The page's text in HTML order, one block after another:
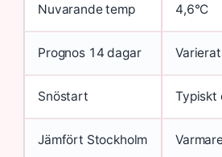
Nuvarande temp 4,6°C
Prognos 14 dagar
Snöstart Typiskt
Jämfört Stockholm